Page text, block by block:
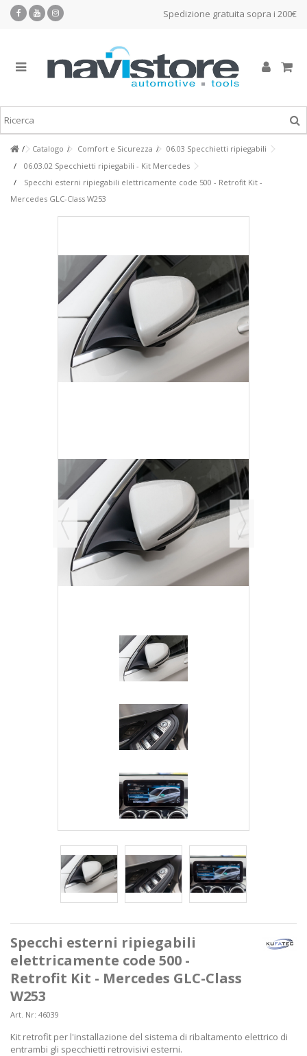
Spedizione gratuita sopra i 200€
Catalogo Comfort e Sicurezza
06.03 Specchietti ripiegabili
06.03.02 Specchietti ripiegabili - Kit Mercedes
Specchi esterni ripiegabili elettricamente code 500 - Retrofit Kit -
Mercedes GLC-Class W253
Specchi esterni ripiegabili
elettricamente code 500 -
Retrofit Kit - Mercedes GLC-Class
W253
Art. Nr: 46039
Kit retrofit per l'installazione del sistema di ribaltamento elettrico di
entrambi gli specchietti retrovisivi esterni.